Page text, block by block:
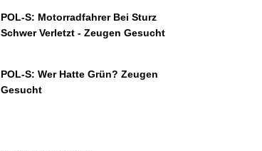
POL-S: Motorradfahrer Bei Sturz
Schwer Verletzt - Zeugen Gesucht
POL-S: Wer Hatte Grün? Zeugen
Gesucht